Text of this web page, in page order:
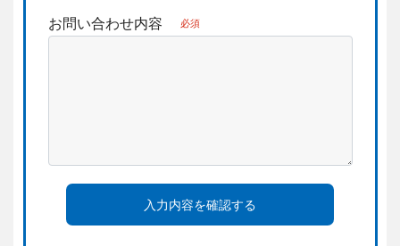
お問い合わせ内容 必須
入力内容を確認する